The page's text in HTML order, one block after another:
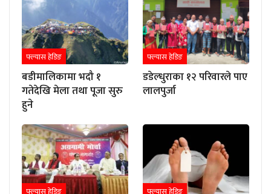
फ्ल्यास हेडिङ
बडीमालिकामा भदौ १
गतेदेखि मेला तथा पूजा सुरु
हुने
फ्ल्यास हेडिङ
डडेल्धुराका १२ परिवारले पाए
लालपुर्जा